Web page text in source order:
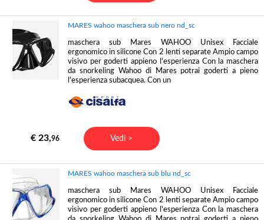
MARES wahoo maschera sub nero nd_sc
maschera sub Mares WAHOO Unisex Facciale
ergonomico in silicone Con 2 lenti separate Ampio campo
visivo per goderti appieno l'esperienza Con la maschera
da snorkeling Wahoo di Mares potrai goderti a pieno
l'esperienza subacquea. Con un
€ 23,96 Vedi >
MARES wahoo maschera sub blu nd_sc
maschera sub Mares WAHOO Unisex Facciale
ergonomico in silicone Con 2 lenti separate Ampio campo
visivo per goderti appieno l'esperienza Con la maschera